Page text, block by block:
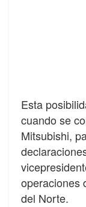
Esta
cuando se
Mitsubishi,
operaciones
del Norte.